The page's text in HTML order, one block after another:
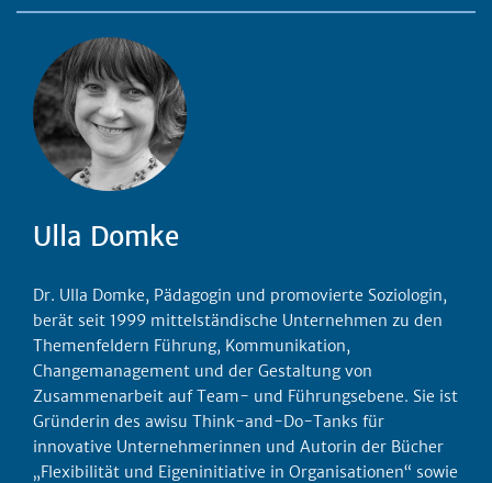
Ulla Domke
Dr. Ulla Domke, Pädagogin und promovierte Soziologin,
berät seit 1999 mittelständische Unternehmen zu den
Themenfeldern Führung, Kommunikation,
Changemanagement und der Gestaltung von
Zusammenarbeit auf Team- und Führungsebene. Sie ist
Gründerin des awisu Think-and-Do-Tanks für
innovative Unternehmerinnen und Autorin der Bücher
„Flexibilität und Eigeninitiative in Organisationen“ sowie